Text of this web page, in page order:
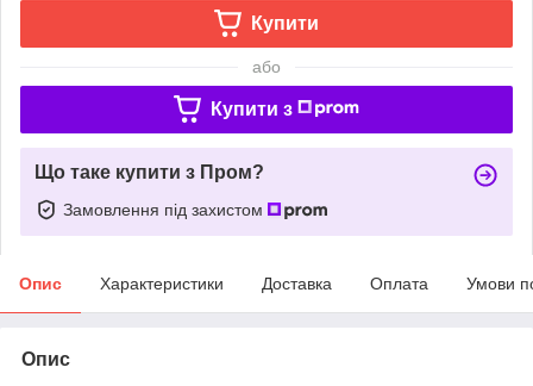
Купити
або
Купити з
Що таке купити з Пром?
Замовлення під захистом
Опис Характеристики Доставка Оплата Умови
Опис